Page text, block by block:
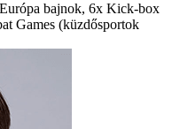
bajnok, 6x Kick-box
Games (küzdősportok